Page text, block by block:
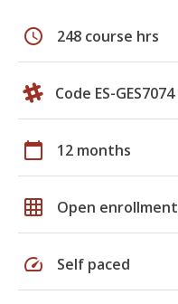
schedule 248 course hrs
Code ES-GES7074
calendar_today 12 months
grid_on Open enrollment
speed Self paced